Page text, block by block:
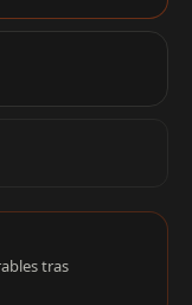
tras